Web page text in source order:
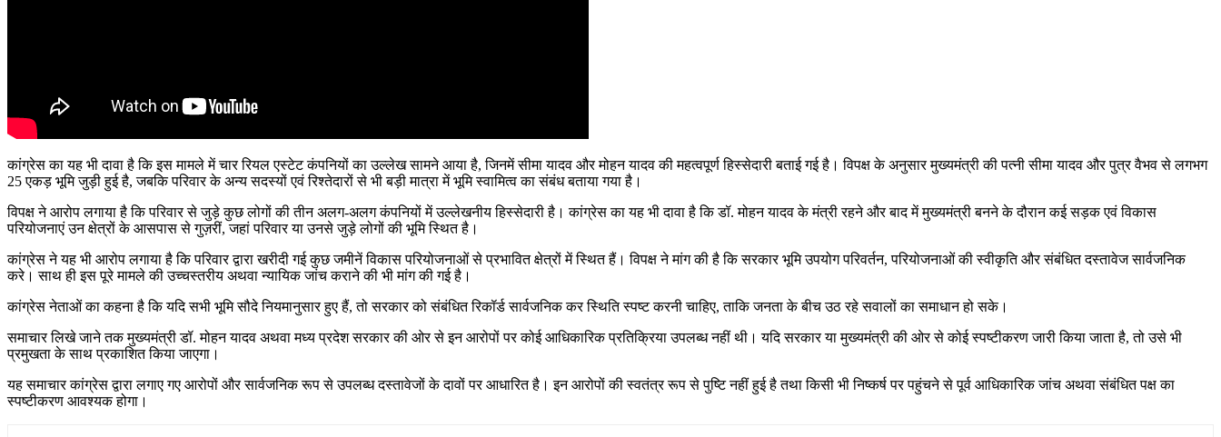
कांग्रेस का यह भी दावा है कि इस मामले में चार रियल एस्टेट कंपनियों का उल्लेख सामने आया है, जिनमें सीमा यादव और मोहन यादव की महत्वपूर्ण हिस्सेदारी बताई गई है। विपक्ष के अनुसार मुख्यमंत्री की पत्नी सीमा यादव और पुत्र वैभव से लगभग
25 एकड़ भूमि जुड़ी हुई है, जबकि परिवार के अन्य सदस्यों एवं रिश्तेदारों से भी बड़ी मात्रा में भूमि स्वामित्व का संबंध बताया गया है।
विपक्ष ने आरोप लगाया है कि परिवार से जुड़े कुछ लोगों की तीन अलग-अलग कंपनियों में उल्लेखनीय हिस्सेदारी है। कांग्रेस का यह भी दावा है कि डॉ. मोहन यादव के मंत्री रहने और बाद में मुख्यमंत्री बनने के दौरान कई सड़क एवं विकास
परियोजनाएं उन क्षेत्रों के आसपास से गुज़रीं, जहां परिवार या उनसे जुड़े लोगों की भूमि स्थित है।
कांग्रेस ने यह भी आरोप लगाया है कि परिवार द्वारा खरीदी गई कुछ जमीनें विकास परियोजनाओं से प्रभावित क्षेत्रों में स्थित हैं। विपक्ष ने मांग की है कि सरकार भूमि उपयोग परिवर्तन, परियोजनाओं की स्वीकृति और संबंधित दस्तावेज सार्वजनिक
करे। साथ ही इस पूरे मामले की उच्चस्तरीय अथवा न्यायिक जांच कराने की भी मांग की गई है।
कांग्रेस नेताओं का कहना है कि यदि सभी भूमि सौदे नियमानुसार हुए हैं, तो सरकार को संबंधित रिकॉर्ड सार्वजनिक कर स्थिति स्पष्ट करनी चाहिए, ताकि जनता के बीच उठ रहे सवालों का समाधान हो सके।
समाचार लिखे जाने तक मुख्यमंत्री डॉ. मोहन यादव अथवा मध्य प्रदेश सरकार की ओर से इन आरोपों पर कोई आधिकारिक प्रतिक्रिया उपलब्ध नहीं थी। यदि सरकार या मुख्यमंत्री की ओर से कोई स्पष्टीकरण जारी किया जाता है, तो उसे भी
प्रमुखता के साथ प्रकाशित किया जाएगा।
यह समाचार कांग्रेस द्वारा लगाए गए आरोपों और सार्वजनिक रूप से उपलब्ध दस्तावेजों के दावों पर आधारित है। इन आरोपों की स्वतंत्र रूप से पुष्टि नहीं हुई है तथा किसी भी निष्कर्ष पर पहुंचने से पूर्व आधिकारिक जांच अथवा संबंधित पक्ष का
स्पष्टीकरण आवश्यक होगा।